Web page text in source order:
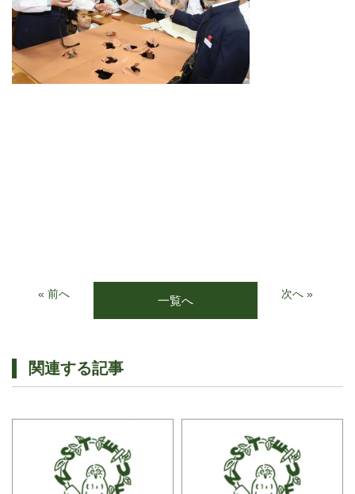
« 前へ 一覧へ 次へ »
関連する記事